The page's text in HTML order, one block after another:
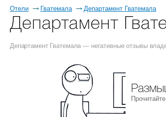
Отели Гватемала Департамент Гватемала
Департамент
Департамент Гватемала — негативные отзывы